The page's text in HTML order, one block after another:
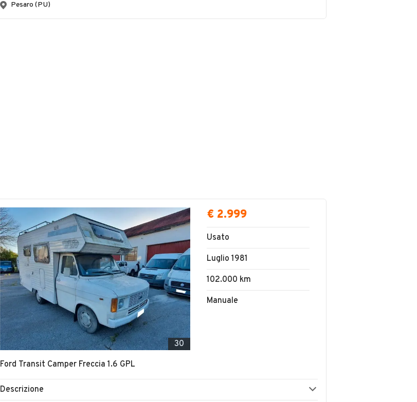
Pesaro (PU)
30
Ford Transit Camper Freccia 1.6 GPL
€ 2.999
Usato
Luglio 1981
102.000 km
Manuale
Descrizione